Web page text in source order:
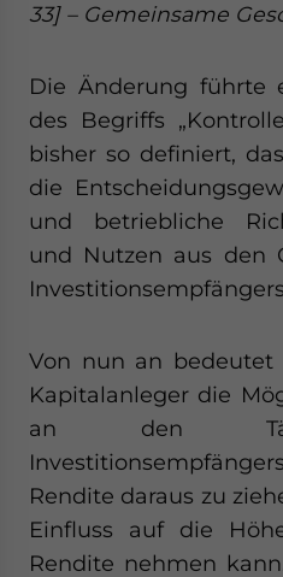
33] – Gemeinsame
Die Änderung führte
des Begriffs
bisher so definiert,
die
und betriebliche
und Nutzen aus den
Von nun an bedeutet
Kapitalanleger die
an den
Rendite daraus zu
Einfluss auf die
Rendite nehmen